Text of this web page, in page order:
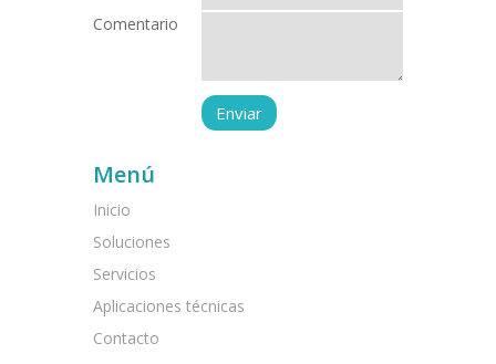
Comentario
Menú
Inicio
Soluciones
Servicios
Aplicaciones técnicas
Contacto